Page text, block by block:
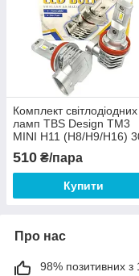
Комплект світлодіодних
ламп TBS Design TM3
MINI H11 (H8/H9/H16)
510 ₴/пара
Купити
Про нас
98% позитивних з